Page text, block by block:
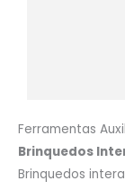
Ferramentas
Brinquedos
Brinquedos